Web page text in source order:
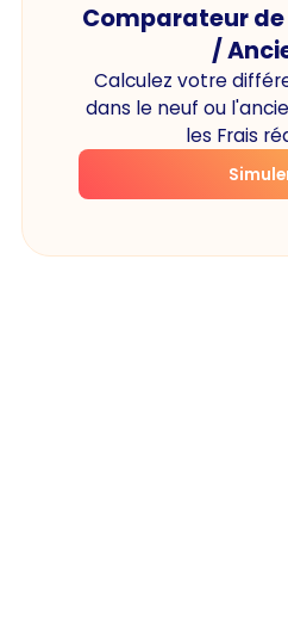
Comparateur
/
Calculez votre
dans le neuf ou
les Frais